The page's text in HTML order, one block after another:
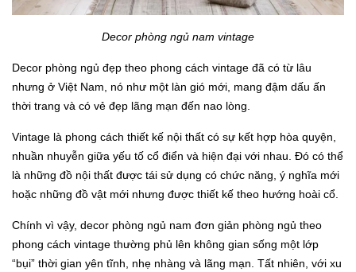
Decor phòng ngủ nam vintage
Decor phòng ngủ đẹp theo phong cách vintage đã có từ lâu
nhưng ở Việt Nam, nó như một làn gió mới, mang đậm dấu ấn
thời trang và có vẻ đẹp lãng mạn đến nao lòng.
Vintage là phong cách thiết kế nội thất có sự kết hợp hòa quyện,
nhuần nhuyễn giữa yếu tố cổ điển và hiện đại với nhau. Đó có thể
là những đồ nội thất được tái sử dụng có chức năng, ý nghĩa mới
hoặc những đồ vật mới nhưng được thiết kế theo hướng hoài cổ.
Chính vì vậy, decor phòng ngủ nam đơn giản phòng ngủ theo
phong cách vintage thường phủ lên không gian sống một lớp
“bụi” thời gian yên tĩnh, nhẹ nhàng và lãng mạn. Tất nhiên, với xu